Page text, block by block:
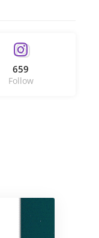
659
Follow